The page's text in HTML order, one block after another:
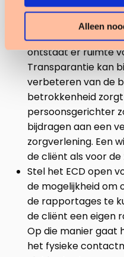
Alleen
Rapporteer in het
Fierit Zorg App
ook bij de cliënt, je
ontstaat er ruimte
Transparantie kan
verbeteren van de
betrokkenheid
persoonsgerichter
bijdragen aan een
zorgverlening. Een
de cliënt als voor
Stel het ECD open
de mogelijkheid om
de rapportages te
de cliënt een eigen
Op die manier gaat
het fysieke